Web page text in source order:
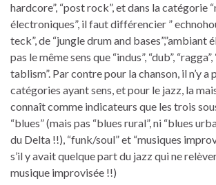
hardcore”, “post rock”, et dans la catégorie
électroniques”, il faut différencier ”
teck”, de “jungle drum and bases”,”ambiant
pas le même sens que “indus”, “dub”,
tablism”. Par contre pour la chanson, il n’y a
catégories ayant sens, et pour le jazz, la
connaît comme indicateurs que les trois
“blues” (mais pas “blues rural”, ni “blues
du Delta !!), “funk/soul” et “musiques
s’il y avait quelque part du jazz qui ne
musique improvisée !!)